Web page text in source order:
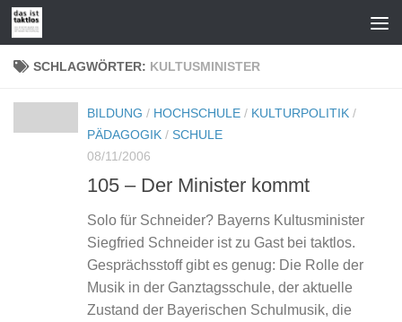
Zum Inhalt springen
SCHLAGWÖRTER: KULTUSMINISTER
BILDUNG / HOCHSCHULE / KULTURPOLITIK /
PÄDAGOGIK / SCHULE
08/11/2006
105 – Der Minister kommt
Solo für Schneider? Bayerns Kultusminister
Siegfried Schneider ist zu Gast bei taktlos.
Gesprächsstoff gibt es genug: Die Rolle der
Musik in der Ganztagsschule, der aktuelle
Zustand der Bayerischen Schulmusik, die